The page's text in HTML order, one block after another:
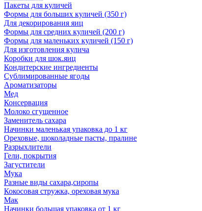
Пакеты для куличей
Формы для больших куличей (350 г)
Для декорирования яиц
Формы для средних куличей (200 г)
Формы для маленьких куличей (150 г)
Для изготовления кулича
Коробки для шок.яиц
Кондитерские ингредиенты
Сублимированные ягоды
Ароматизаторы
Мед
Консервация
Молоко сгущенное
Заменитель сахара
Начинки маленькая упаковка до 1 кг
Ореховые, шоколадные пасты, пралине
Разрыхлители
Гели, покрытия
Загустители
Мука
Разные виды сахара,сиропы
Кокосовая стружка, ореховая мука
Мак
Начинки большая упаковка от 1 кг